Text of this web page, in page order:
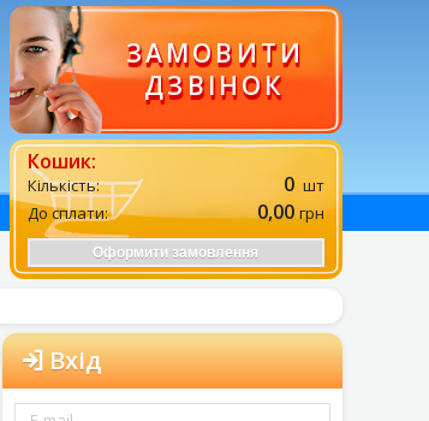
ЗАМОВИТИ
ДЗВІНОК
Кошик:
Кількість: 0 шт
До сплати:
0,00 грн
Оформити замовлення
Вхід